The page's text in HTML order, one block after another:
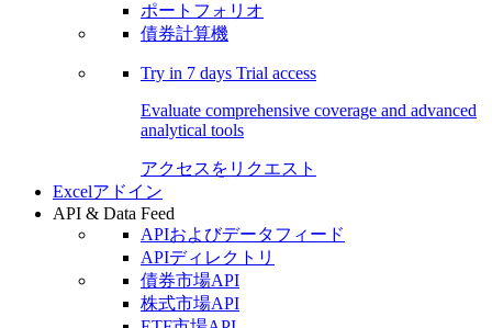
ポートフォリオ
債券計算機
Try in 7 days Trial access
Evaluate comprehensive coverage and advanced
analytical tools
アクセスをリクエスト
Excelアドイン
API & Data Feed
APIおよびデータフィード
APIディレクトリ
債券市場API
株式市場API